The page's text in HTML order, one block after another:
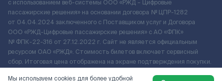
с использованием веб-системы ООО «РЖД – Цифровые
пассажирские решения» на основании договора № ЦПР-1282
от 04.04.2024 заключенного с Поставщиком услуг и Договора
ООО «РЖД-Цифровые пассажирские решения» c АО «ФПК»
№ ФПК-22-316 от 27.12.2022 г. Сайт не является официальным
ресурсом ОАО «РЖД». Стоимость билетов включает сервисный
сбор. Итоговая цена отображена на экране подтверждения покупки.
Мы используем cookies для более удобной